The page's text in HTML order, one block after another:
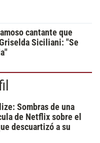
cantante que
Siciliani: "Se
Sombras de una
de Netflix sobre el
descuartizó a su